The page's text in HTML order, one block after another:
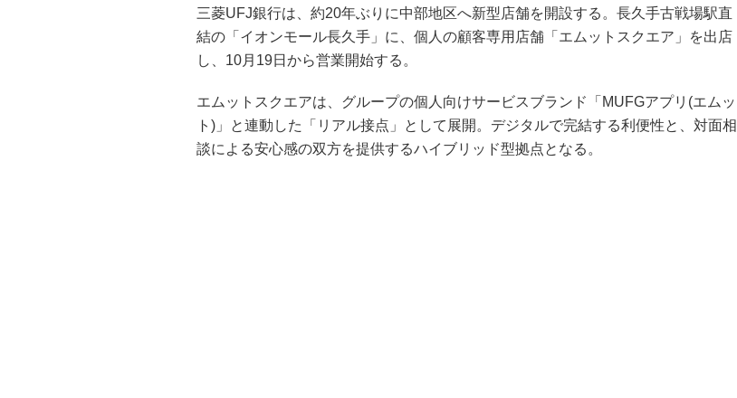
三菱UFJ銀行は、約20年ぶりに中部地区へ新型店舗を開設する。長久手古戦場駅直
結の「イオンモール長久手」に、個人の顧客専用店舗「エムットスクエア」を出店
し、10月19日から営業開始する。
エムットスクエアは、グループの個人向けサービスブランド「MUFGアプリ(エムッ
ト)」と連動した「リアル接点」として展開。デジタルで完結する利便性と、対面相
談による安心感の双方を提供するハイブリッド型拠点となる。